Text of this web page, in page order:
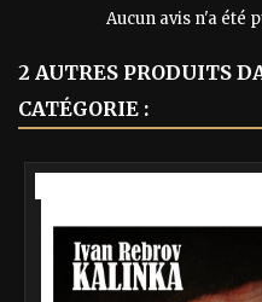
Aucun avis n'a été
2 AUTRES PRODUITS
CATÉGORIE :